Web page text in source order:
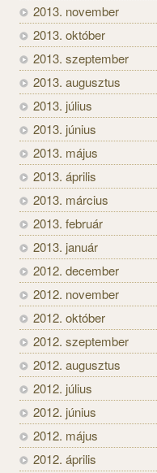
2013. november
2013. október
2013. szeptember
2013. augusztus
2013. július
2013. június
2013. május
2013. április
2013. március
2013. február
2013. január
2012. december
2012. november
2012. október
2012. szeptember
2012. augusztus
2012. július
2012. június
2012. május
2012. április